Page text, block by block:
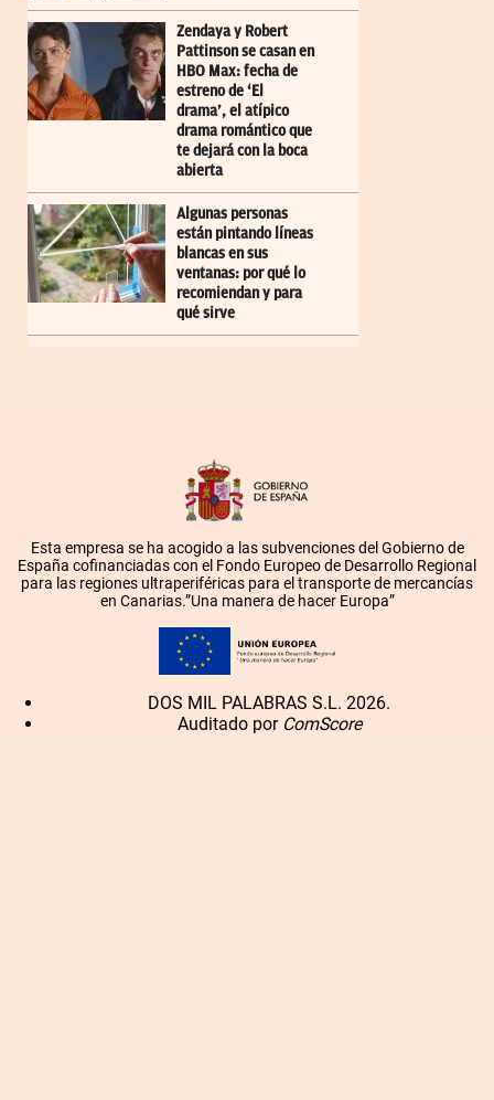
Zendaya y Robert
Pattinson se casan en
HBO Max: fecha de
estreno de ‘El
drama’, el atípico
drama romántico que
te dejará con la boca
abierta
Algunas personas
están pintando líneas
blancas en sus
ventanas: por qué lo
recomiendan y para
qué sirve
Esta empresa se ha acogido a las subvenciones del Gobierno de
España cofinanciadas con el Fondo Europeo de Desarrollo Regional
para las regiones ultraperiféricas para el transporte de mercancías
en Canarias.”Una manera de hacer Europa”
DOS MIL PALABRAS S.L. 2026.
Auditado por ComScore